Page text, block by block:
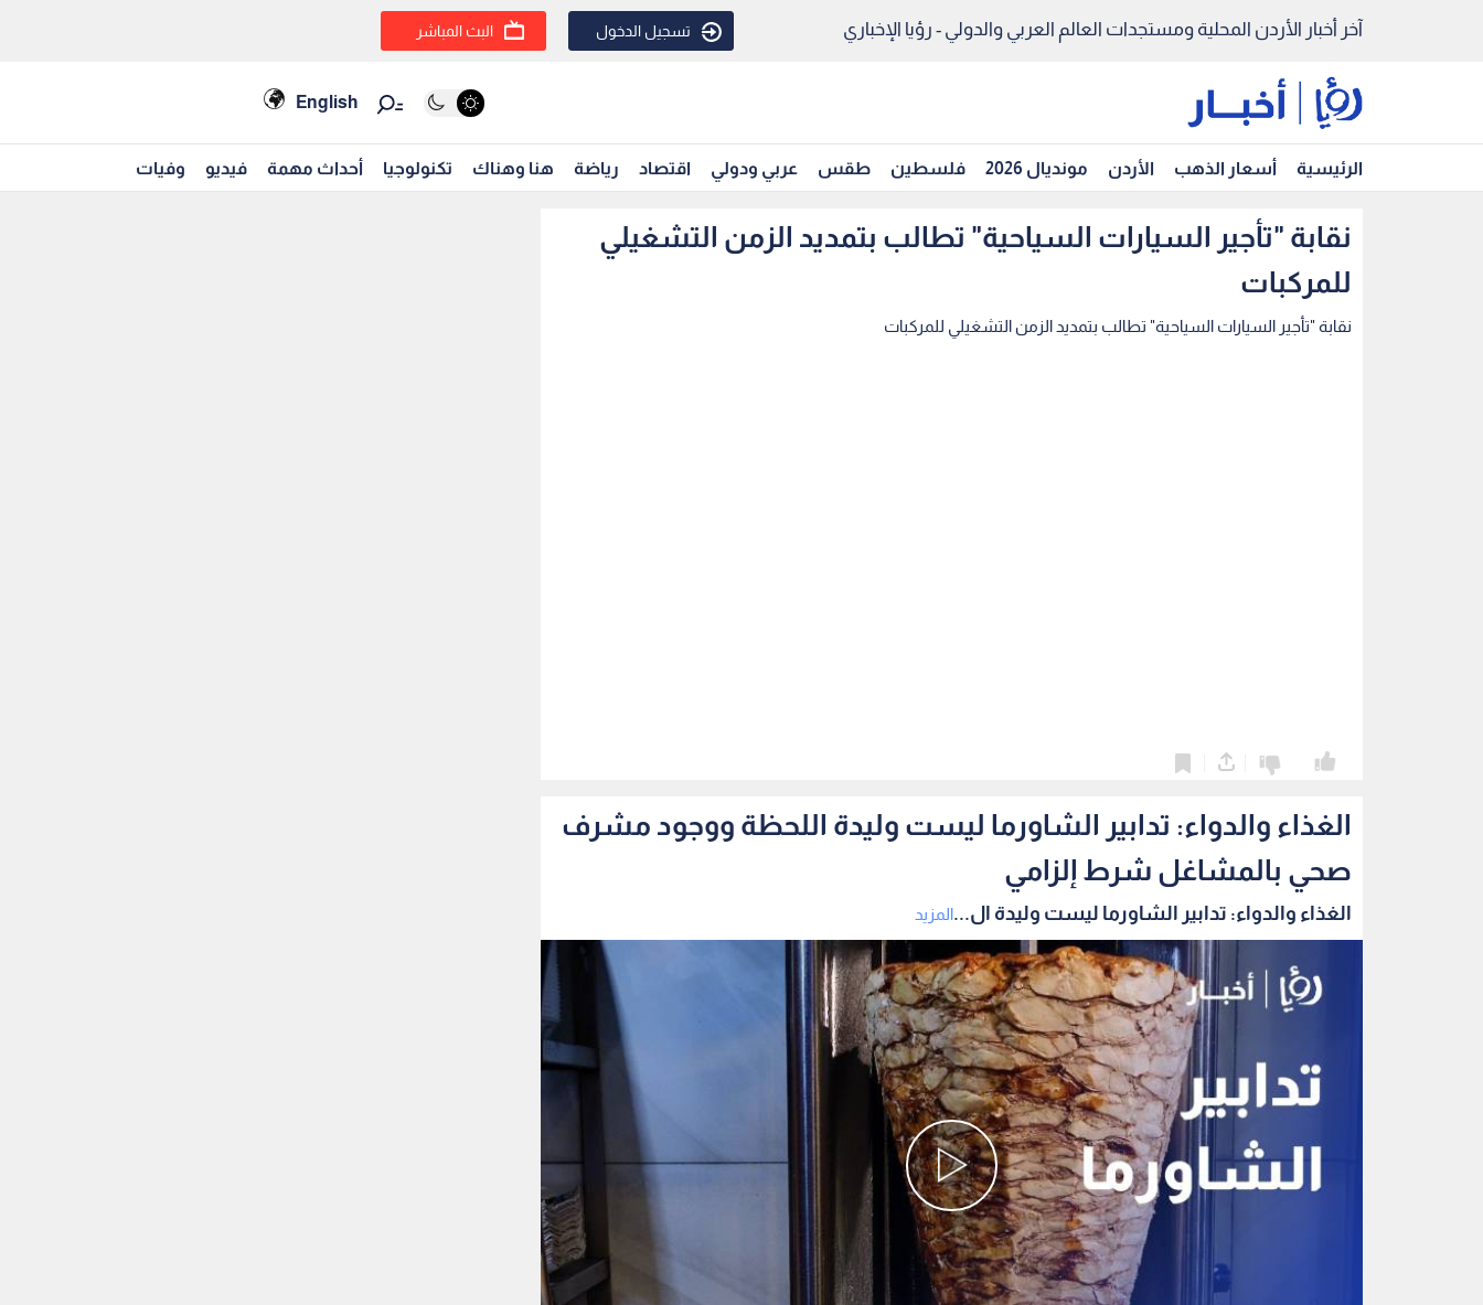
آخر أخبار الأردن المحلية ومستجدات العالم العربي والدولي - رؤيا الإخباري تسجيل الدخول البث المباشر
English
الرئيسية أسعار الذهب الأردن مونديال 2026 فلسطين طقس عربي ودولي اقتصاد رياضة هنا وهناك تكنولوجيا أحداث مهمة فيديو وفيات
نقابة "تأجير السيارات السياحية" تطالب بتمديد الزمن التشغيلي
للمركبات
نقابة "تأجير السيارات السياحية" تطالب بتمديد الزمن التشغيلي للمركبات
الغذاء والدواء: تدابير الشاورما ليست وليدة اللحظة ووجود مشرف
صحي بالمشاغل شرط إلزامي
الغذاء والدواء: تدابير الشاورما ليست وليدة ال...المزيد